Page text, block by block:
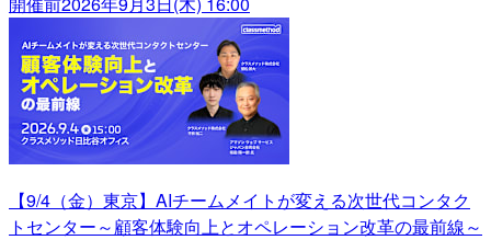
【9/4（金）東京】AIチームメイトが変える次世代コンタク
トセンター～顧客体験向上とオペレーション改革の最前線～